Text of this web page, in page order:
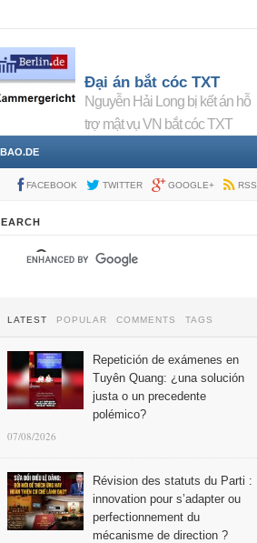
Đại án bắt cóc TXT
Nguyễn Hải Long bị kết án hỗ
trợ mật vụ VN bắt cóc TXT
FACEBOOK TWITTER GOOGLE+ RSS
LATEST POPULAR COMMENTS TAGS
Repetición de exámenes en
Tuyên Quang: ¿una solución
justa o un precedente
polémico?
07/08/2026
Révision des statuts du Parti :
innovation pour s’adapter ou
perfectionnement du
mécanisme de direction ?